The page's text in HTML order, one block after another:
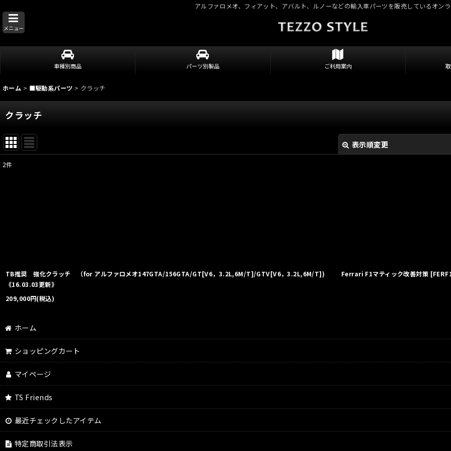
アルファロメオ、フィアット、アバルト、ルノーなどの輸入車パーツを販売しているオン
メニュー
車種別商品 パーツ別製品 ご利用案内
ホーム > ■駆動系パーツ > クラッチ
クラッチ
表示順変更
2件
TB推奨 強化クラッチ （for アルファロメオ147GTA/156GTA/GT[V6，3.2L,6M/T]/GTV[V6，3.2L,6M/T])
《16.03.03更新》
209,000円(税込)
Ferrari F1マティック改善対策 [
ホーム
ショッピングカート
マイページ
TS Friends
最近チェックしたアイテム
特定商取引法表示